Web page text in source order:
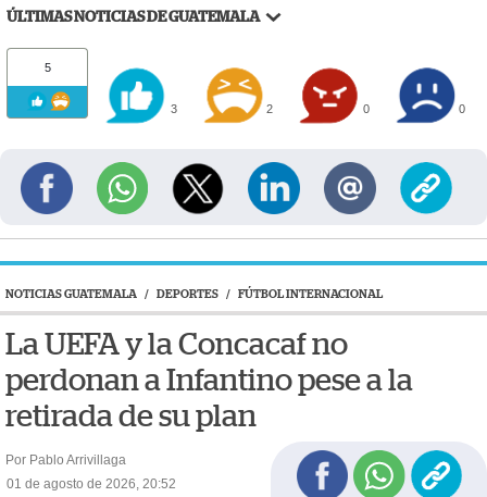
ÚLTIMAS NOTICIAS DE GUATEMALA
5
3 2 0 0
NOTICIAS GUATEMALA / DEPORTES / FÚTBOL INTERNACIONAL
La UEFA y la Concacaf no
perdonan a Infantino pese a la
retirada de su plan
Por Pablo Arrivillaga
01 de agosto de 2026, 20:52